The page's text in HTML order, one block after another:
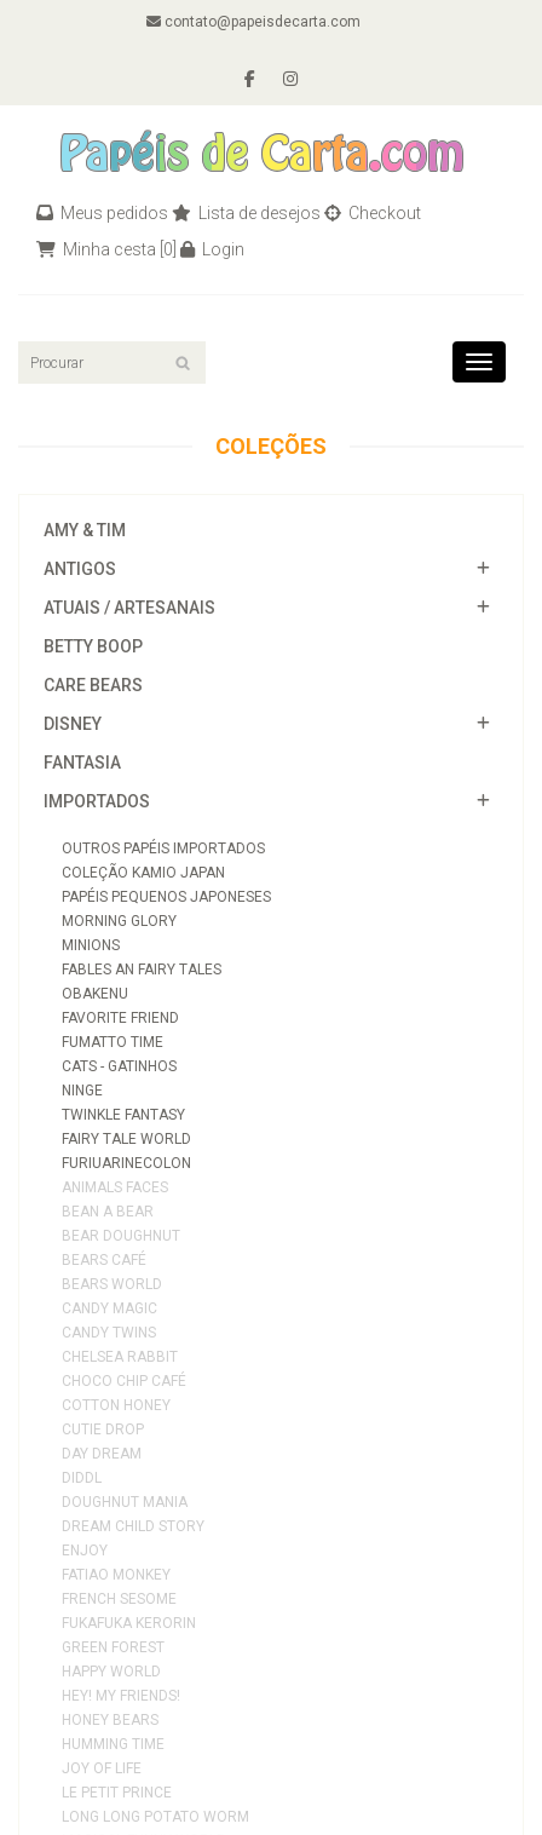
contato@papeisdecarta.com
Meus pedidos Lista de desejos
Checkout
Minha cesta [0] Login
Toggle
COLEÇÕES
AMY & TIM
ANTIGOS
ATUAIS / ARTESANAIS
BETTY BOOP
CARE BEARS
DISNEY
FANTASIA
IMPORTADOS
OUTROS PAPÉIS IMPORTADOS
COLEÇÃO KAMIO JAPAN
PAPÉIS PEQUENOS JAPONESES
MORNING GLORY
MINIONS
FABLES AN FAIRY TALES
OBAKENU
FAVORITE FRIEND
FUMATTO TIME
CATS - GATINHOS
NINGE
TWINKLE FANTASY
FAIRY TALE WORLD
FURIUARINECOLON
ANIMALS FACES
BEAN A BEAR
BEAR DOUGHNUT
BEARS CAFÉ
BEARS WORLD
CANDY MAGIC
CANDY TWINS
CHELSEA RABBIT
CHOCO CHIP CAFÉ
COTTON HONEY
CUTIE DROP
DAY DREAM
DIDDL
DOUGHNUT MANIA
DREAM CHILD STORY
ENJOY
FATIAO MONKEY
FRENCH SESOME
FUKAFUKA KERORIN
GREEN FOREST
HAPPY WORLD
HEY! MY FRIENDS!
HONEY BEARS
HUMMING TIME
JOY OF LIFE
LE PETIT PRINCE
LONG LONG POTATO WORM